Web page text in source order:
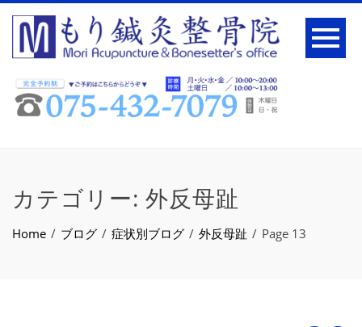
カテゴリー: 外反母趾
Home ブログ 症状別ブログ 外反母趾 Page 13